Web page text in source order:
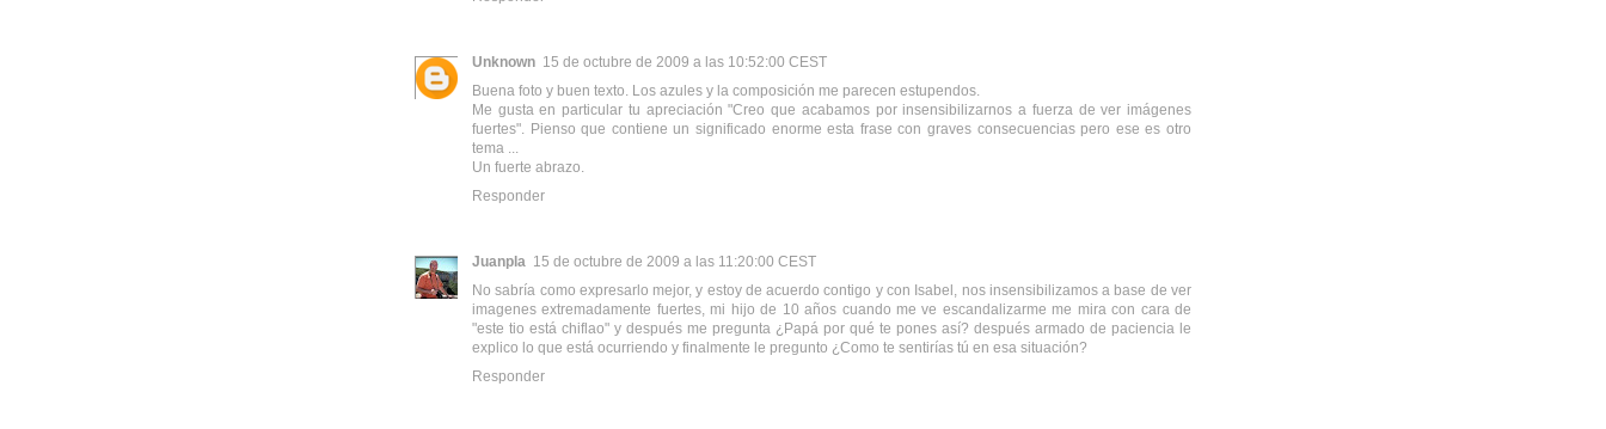
Unknown 15 de octubre de 2009 a las 10:52:00 CEST
Buena foto y buen texto. Los azules y la composición me parecen estupendos.
Me gusta en particular tu apreciación "Creo que acabamos por insensibilizarnos a fuerza de ver imágenes
fuertes". Pienso que contiene un significado enorme esta frase con graves consecuencias pero ese es otro
tema ...
Un fuerte abrazo.
Responder
Juanpla 15 de octubre de 2009 a las 11:20:00 CEST
No sabría como expresarlo mejor, y estoy de acuerdo contigo y con Isabel, nos insensibilizamos a base de ver
imagenes extremadamente fuertes, mi hijo de 10 años cuando me ve escandalizarme me mira con cara de
"este tio está chiflao" y después me pregunta ¿Papá por qué te pones así? después armado de paciencia le
explico lo que está ocurriendo y finalmente le pregunto ¿Como te sentirías tú en esa situación?
Responder